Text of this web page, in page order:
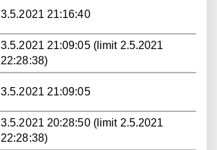
3.5.2021 21:16:40
3.5.2021 21:09:05 (limit 2.5.2021
22:28:38)
3.5.2021 21:09:05
3.5.2021 20:28:50 (limit 2.5.2021
22:28:38)